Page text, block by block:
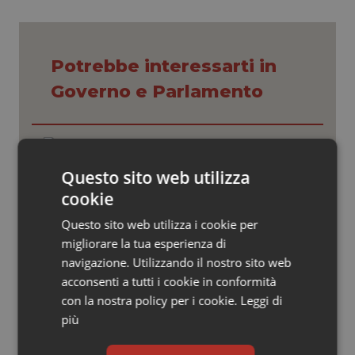
Oncologia & Nutrizione
Psoriasi & pelle
Quotidiano Cardiologia
Quotidiano Chirurgia
Quotidiano Oncologia
Quotidiano Pediatria
Rene & patologie urogenitali
Potrebbe interessarti in
Governo e Parlamento
Caldo. Ministero: oltre 1.700 chiamate
Proseguono monitoraggi e campagna
informativa
Decreto Pnrr. Ok definitivo del Senato:
via libera al nuovo Policlinico Umberto
I e proroga antincendio per gli
ospedali
Sanità integrativa. Le opposizioni
presentano la loro proposta di
Questo sito web utilizza
cookie
Questo sito web utilizza i cookie per
migliorare la tua esperienza di
navigazione. Utilizzando il nostro sito web
acconsenti a tutti i cookie in conformità
con la nostra policy per i cookie. Leggi di
più